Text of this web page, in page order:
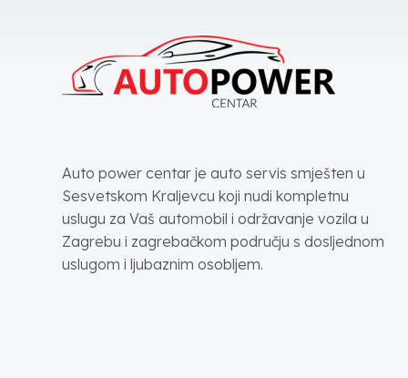
Auto power centar je auto servis smješten u
Sesvetskom Kraljevcu koji nudi kompletnu
uslugu za Vaš automobil i održavanje vozila u
Zagrebu i zagrebačkom području s dosljednom
uslugom i ljubaznim osobljem.